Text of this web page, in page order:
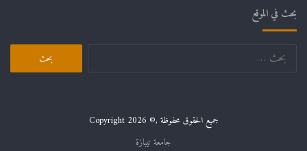
بحث في الموقع
البحث
جميع الحقوق محفوظة ,© Copyright 2026
جامعة تيبازة